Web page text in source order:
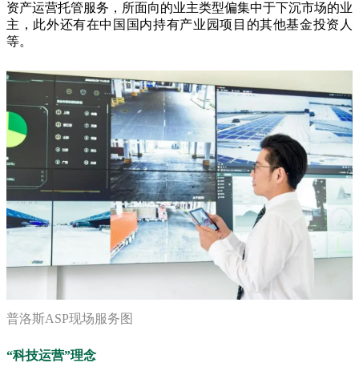
资产运营托管服务，所面向的业主类型偏集中于下沉市场的业
主，此外还有在中国国内持有产业园项目的其他基金投资人
等。
普洛斯ASP现场服务图
“科技运营”理念